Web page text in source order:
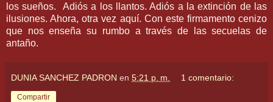
los sueños. Adiós a los llantos. Adiós a la extinción de las
ilusiones. Ahora, otra vez aquí. Con este firmamento cenizo
que nos enseña su rumbo a través de las secuelas de
antaño.
DUNIA SANCHEZ PADRON en 5:21 p. m. 1 comentario:
Compartir